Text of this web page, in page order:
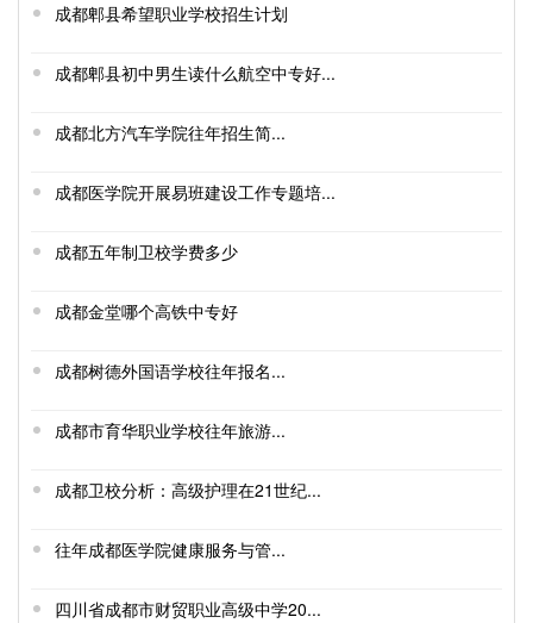
成都郫县希望职业学校招生计划
成都郫县初中男生读什么航空中专好...
成都北方汽车学院往年招生简...
成都医学院开展易班建设工作专题培...
成都五年制卫校学费多少
成都金堂哪个高铁中专好
成都树德外国语学校往年报名...
成都市育华职业学校往年旅游...
成都卫校分析：高级护理在21世纪...
往年成都医学院健康服务与管...
四川省成都市财贸职业高级中学20...